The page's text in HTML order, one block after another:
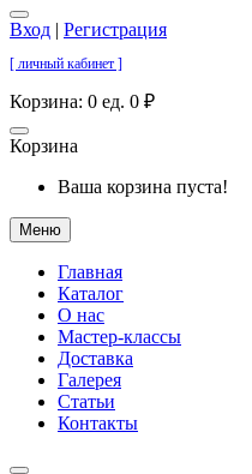
Вход | Регистрация
[ личный кабинет ]
Корзина: 0 ед. 0 ₽
Корзина
Ваша корзина пуста!
Меню
Главная
Каталог
О нас
Мастер-классы
Доставка
Галерея
Статьи
Контакты